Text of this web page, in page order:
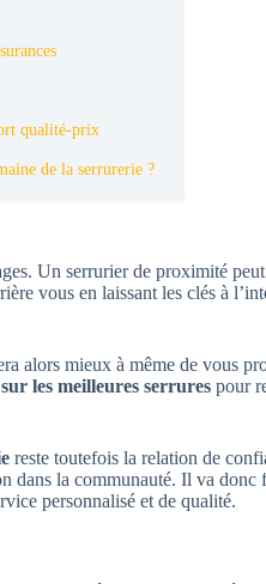
qualité-prix
de la serrurerie ?
Un serrurier de proximité
vous en laissant les clés à
mieux à même de vous
les meilleures serrures pour
reste toutefois la relation de
dans la communauté. Il va
personnalisé et de qualité.